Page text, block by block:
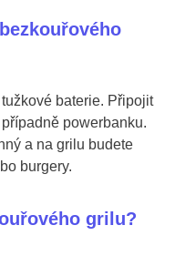
baterie. Připojit
powerbanku.
a na grilu budete
burgery.
grilu?